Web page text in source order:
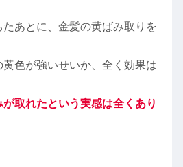
あとに、金髪の黄ばみ取りを
色が強いせいか、全く効果は
取れたという実感は全くあり